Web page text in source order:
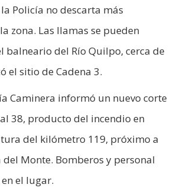
Policía no descarta más
zona. Las llamas se pueden
balneario del Río Quilpo, cerca de
el sitio de Cadena 3.
Caminera informó un nuevo corte
38, producto del incendio en
del kilómetro 119, próximo a
Monte. Bomberos y personal
el lugar.